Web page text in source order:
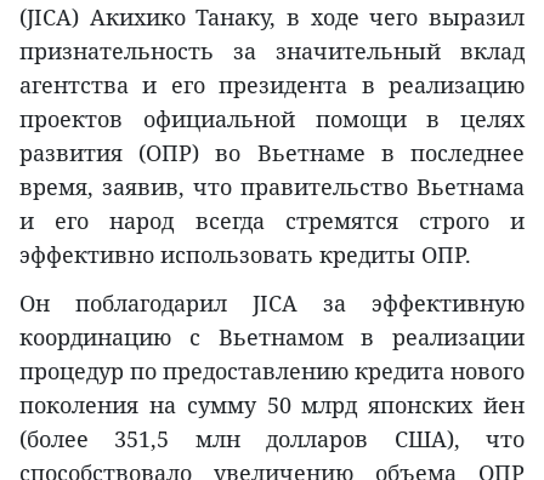
(JICA) Акихико Танаку, в ходе чего выразил
признательность за значительный вклад
агентства и его президента в реализацию
проектов официальной помощи в целях
развития (ОПР) во Вьетнаме в последнее
время, заявив, что правительство Вьетнама
и его народ всегда стремятся строго и
эффективно использовать кредиты ОПР.
Он поблагодарил JICA за эффективную
координацию с Вьетнамом в реализации
процедур по предоставлению кредита нового
поколения на сумму 50 млрд японских йен
(более 351,5 млн долларов США), что
способствовало увеличению объема ОПР